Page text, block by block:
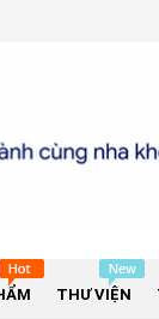
THƯ VIỆN